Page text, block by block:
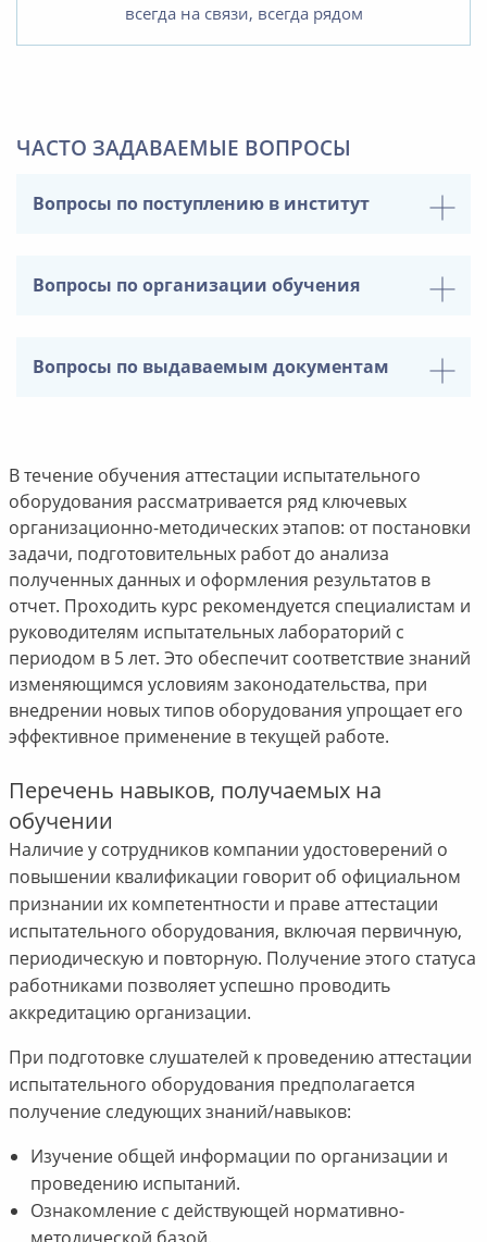
всегда на связи, всегда рядом
ЧАСТО ЗАДАВАЕМЫЕ ВОПРОСЫ
Вопросы по поступлению в институт
Вопросы по организации обучения
Вопросы по выдаваемым документам
В течение обучения аттестации испытательного
оборудования рассматривается ряд ключевых
организационно-методических этапов: от постановки
задачи, подготовительных работ до анализа
полученных данных и оформления результатов в
отчет. Проходить курс рекомендуется специалистам и
руководителям испытательных лабораторий с
периодом в 5 лет. Это обеспечит соответствие знаний
изменяющимся условиям законодательства, при
внедрении новых типов оборудования упрощает его
эффективное применение в текущей работе.
Перечень навыков, получаемых на
обучении
Наличие у сотрудников компании удостоверений о
повышении квалификации говорит об официальном
признании их компетентности и праве аттестации
испытательного оборудования, включая первичную,
периодическую и повторную. Получение этого статуса
работниками позволяет успешно проводить
аккредитацию организации.
При подготовке слушателей к проведению аттестации
испытательного оборудования предполагается
получение следующих знаний/навыков:
Изучение общей информации по организации и
проведению испытаний.
Ознакомление с действующей нормативно-